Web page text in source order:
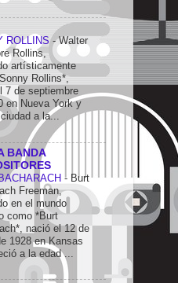
ROLLINS-Walter
Rollins,
artísticamente
Rollins*,
7 de septiembre
en Nueva York y
a la...
BANDA
- Burt
Freeman,
en el mundo
como *Burt
nació el 12 de
1928 en Kansas
a la edad ...